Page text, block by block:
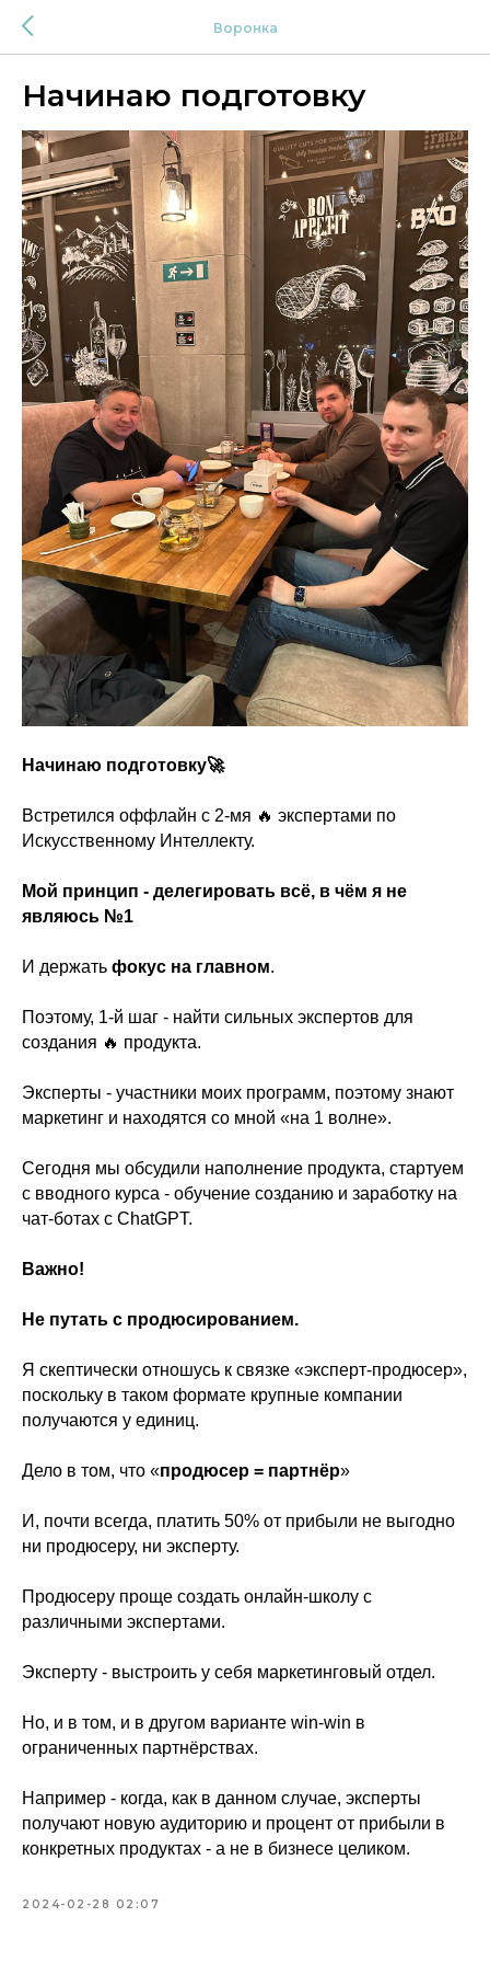
Воронка
Начинаю подготовку
Начинаю подготовку🚀
Встретился оффлайн с 2-мя 🔥 экспертами по
Искусственному Интеллекту.
Мой принцип - делегировать всё, в чём я не
являюсь №1
И держать фокус на главном.
Поэтому, 1-й шаг - найти сильных экспертов для
создания 🔥 продукта.
Эксперты - участники моих программ, поэтому знают
маркетинг и находятся со мной «на 1 волне».
Сегодня мы обсудили наполнение продукта, стартуем
с вводного курса - обучение созданию и заработку на
чат-ботах с ChatGPT.
Важно!
Не путать с продюсированием.
Я скептически отношусь к связке «эксперт-продюсер»,
поскольку в таком формате крупные компании
получаются у единиц.
Дело в том, что «продюсер = партнёр»
И, почти всегда, платить 50% от прибыли не выгодно
ни продюсеру, ни эксперту.
Продюсеру проще создать онлайн-школу с
различными экспертами.
Эксперту - выстроить у себя маркетинговый отдел.
Но, и в том, и в другом варианте win-win в
ограниченных партнёрствах.
Например - когда, как в данном случае, эксперты
получают новую аудиторию и процент от прибыли в
конкретных продуктах - а не в бизнесе целиком.
2024-02-28 02:07